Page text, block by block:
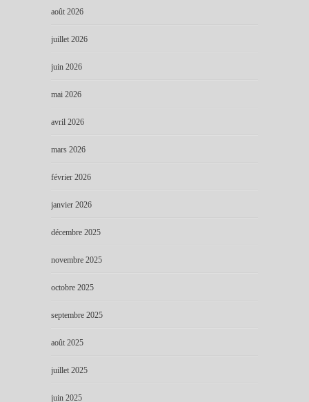
août 2026
juillet 2026
juin 2026
mai 2026
avril 2026
mars 2026
février 2026
janvier 2026
décembre 2025
novembre 2025
octobre 2025
septembre 2025
août 2025
juillet 2025
juin 2025